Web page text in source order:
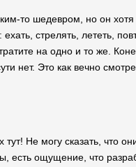
то шедевром, но он
стрелять, лететь,
на одно и то же.
нет. Это как вечно
Не могу сказать, что
есть ощущение, что